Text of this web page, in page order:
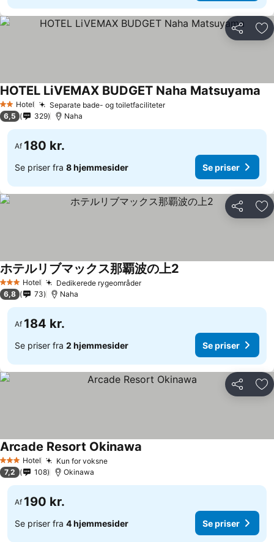
Del
2 Stjerner
Hotel Separate bade- og toiletfaciliteterSe priser
HOTEL LiVEMAX BUDGET Naha Matsuyama
6,5 329 Naha
Af 180 kr.
Se priser fra 8 hjemmesider Se priser
Del
3 StjernerHotel Dedikerede rygeområderSe priser
ホテルリブマックス那覇波の上2
6,8 73 Naha
Af 184 kr.
Se priser fra 2 hjemmesider Se priser
Del
3 StjernerHotel Kun for voksneSe priser
Arcade Resort Okinawa
7,2 108 Okinawa
Af 190 kr.
Se priser fra 4 hjemmesider Se priser